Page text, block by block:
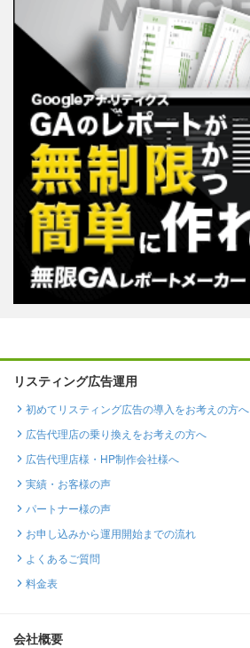
リスティング広告運用
初めてリスティング広告の導入をお考えの方へ
広告代理店の乗り換えをお考えの方へ
広告代理店様・HP制作会社様へ
実績・お客様の声
パートナー様の声
お申し込みから運用開始までの流れ
よくあるご質問
料金表
会社概要